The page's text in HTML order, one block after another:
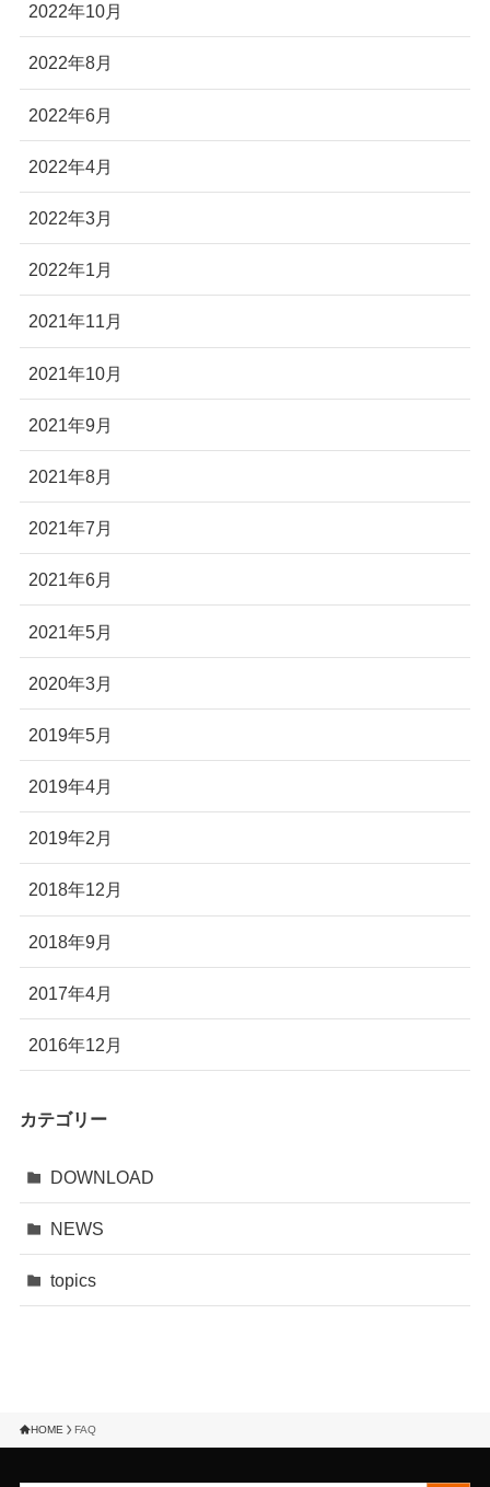
2022年10月
2022年8月
2022年6月
2022年4月
2022年3月
2022年1月
2021年11月
2021年10月
2021年9月
2021年8月
2021年7月
2021年6月
2021年5月
2020年3月
2019年5月
2019年4月
2019年2月
2018年12月
2018年9月
2017年4月
2016年12月
カテゴリー
DOWNLOAD
NEWS
topics
HOME FAQ